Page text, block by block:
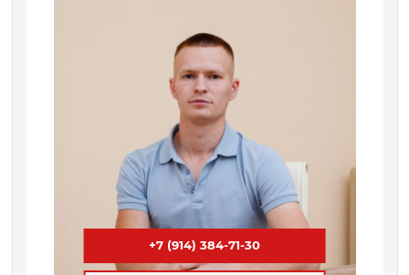
+7 (914) 384-71-30